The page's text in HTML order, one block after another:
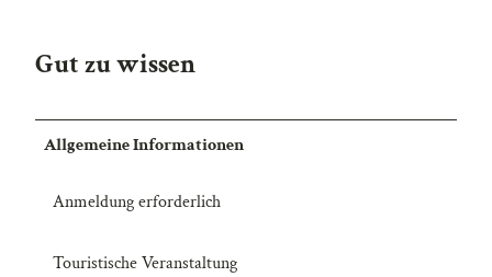
Gut zu wissen
Allgemeine Informationen
Anmeldung erforderlich
Touristische Veranstaltung